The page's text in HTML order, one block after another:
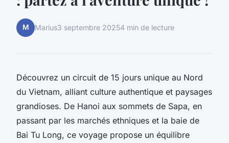
M Marius3 septembre 20254 min de lecture
Découvrez un circuit de 15 jours unique au Nord
du Vietnam, alliant culture authentique et paysages
grandioses. De Hanoi aux sommets de Sapa, en
passant par les marchés ethniques et la baie de
Bai Tu Long, ce voyage propose un équilibre